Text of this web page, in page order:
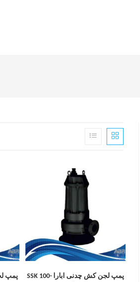
پمپ لجن کش چدنی ابارا SSK 100-